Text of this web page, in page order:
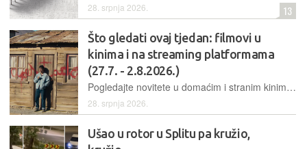
28. srpnja 2026. 13
Što gledati ovaj tjedan: filmovi u
kinima i na streaming platformama
(27.7. - 2.8.2026.)
Pogledajte novitete u domaćim i stranim kinima te na streaming platformama! Ne zaboravite glasati za svog favorita u anketi na dnu članka
28. srpnja 2026.
Ušao u rotor u Splitu pa kružio,